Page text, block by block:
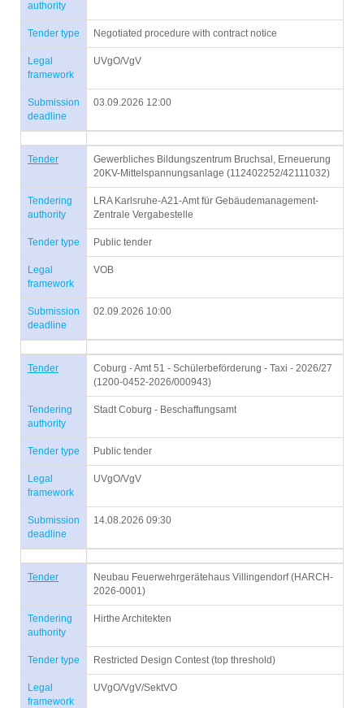
authority
Tender type Negotiated procedure with contract notice
Legal
framework
UVgO/VgV
Submission
deadline
03.09.2026 12:00
Tender
Gewerbliches Bildungszentrum Bruchsal, Erneuerung
20KV-Mittelspannungsanlage (112402252/42111032)
Tendering
authority
LRA Karlsruhe-A21-Amt für Gebäudemanagement-
Zentrale Vergabestelle
Tender type Public tender
Legal
framework
VOB
Submission
deadline
02.09.2026 10:00
Tender
Coburg - Amt 51 - Schülerbeförderung - Taxi - 2026/27
(1200-0452-2026/000943)
Tendering
authority
Stadt Coburg - Beschaffungsamt
Tender type Public tender
Legal
framework
UVgO/VgV
Submission
deadline
14.08.2026 09:30
Tender
Neubau Feuerwehrgerätehaus Villingendorf (HARCH-
2026-0001)
Tendering
authority
Hirthe Architekten
Tender type Restricted Design Contest (top threshold)
Legal
framework
UVgO/VgV/SektVO